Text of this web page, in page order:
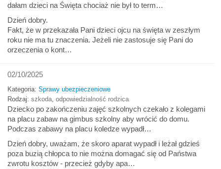
dałam dzieci na Święta chociaż nie był to term…
Dzień dobry.
Fakt, że w przekazała Pani dzieci ojcu na święta w zeszłym
roku nie ma tu znaczenia. Jeżeli nie zastosuje się Pani do
orzeczenia o kont…
02/10/2025
Kategoria: Sprawy ubezpieczeniowe
Rodzaj: szkoda odpowiedzialność rodzica
Dziecko po zakończeniu zajęć szkolnych czekało z kolegami
na placu zabaw na gimbus szkolny aby wrócić do domu.
Podczas zabawy na placu koledze wypadł…
Dzień dobry, uważam, że skoro aparat wypadł i leżał gdzieś
poza buzią chłopca to nie można domagać się od Państwa
zwrotu kosztów - przecież gdyby apa…